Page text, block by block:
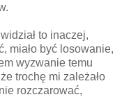
to inaczej,
miało być losowanie,
wyzwanie temu
trochę mi zależało
rozczarować,